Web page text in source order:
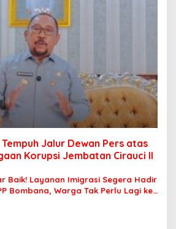
Jalur Dewan Pers atas
Korupsi Jembatan Cirauci II
Baik! Layanan Imigrasi Segera Hadir
Bombana, Warga Tak Perlu Lagi ke